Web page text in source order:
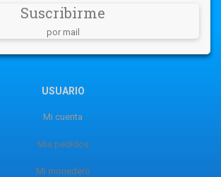
Suscribirme
por mail
USUARIO
Mi cuenta
Mis pedidos
Mi monedero